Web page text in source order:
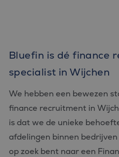
Bluefin is dé finance
specialist in Wijchen
We hebben een bewezen
finance recruitment in
is dat we de unieke
afdelingen binnen
op zoek bent naar een